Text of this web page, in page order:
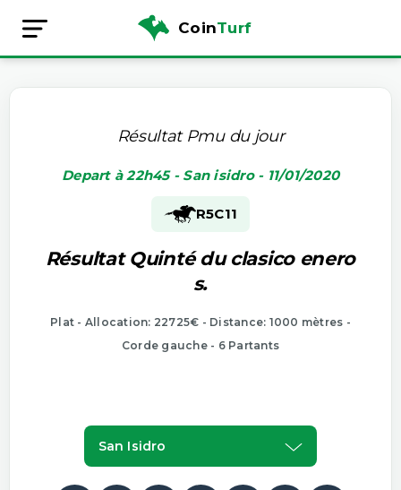
CoinTurf
Résultat Pmu du jour
Depart à 22h45 - San isidro - 11/01/2020
R5C11
Résultat Quinté du clasico enero
s.
Plat - Allocation: 22725€ - Distance: 1000 mètres -
Corde gauche - 6 Partants
San Isidro